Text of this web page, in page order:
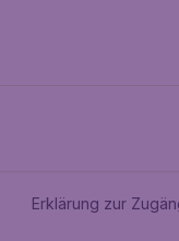
Erklärung zur